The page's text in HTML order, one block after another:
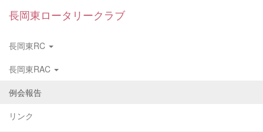
長岡東ロータリークラブ
長岡東RC
長岡東RAC
例会報告
リンク